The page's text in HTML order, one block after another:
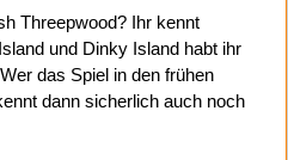
Threepwood? Ihr kennt
und Dinky Island habt ihr
das Spiel in den frühen
dann sicherlich auch noch